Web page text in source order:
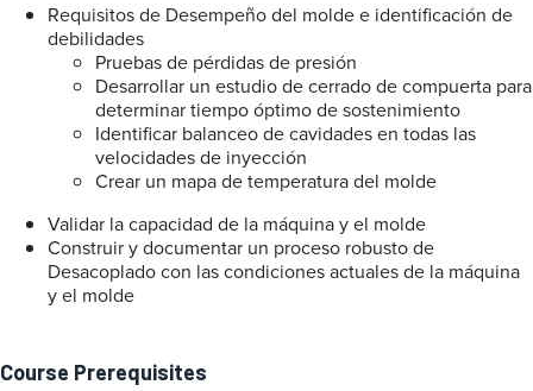
Requisitos de Desempeño del molde e identificación de
debilidades
Pruebas de pérdidas de presión
Desarrollar un estudio de cerrado de compuerta para
determinar tiempo óptimo de sostenimiento
Identificar balanceo de cavidades en todas las
velocidades de inyección
Crear un mapa de temperatura del molde
Validar la capacidad de la máquina y el molde
Construir y documentar un proceso robusto de
Desacoplado con las condiciones actuales de la máquina
y el molde
Course Prerequisites